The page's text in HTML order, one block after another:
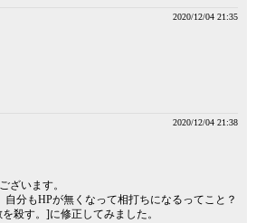
2020/12/04 21:35
2020/12/04 21:38
ざいます。
分もHPが無くなって相打ちになるってこと？
殺す。]に修正してみました。